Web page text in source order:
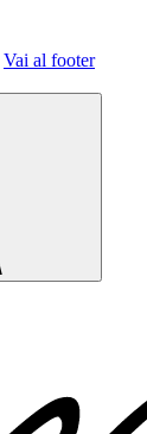
Vai al footer